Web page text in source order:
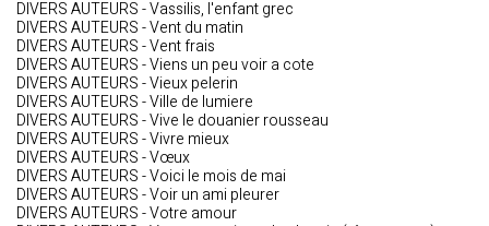
DIVERS AUTEURS - Vassilis, l'enfant grec
DIVERS AUTEURS - Vent du matin
DIVERS AUTEURS - Vent frais
DIVERS AUTEURS - Viens un peu voir a cote
DIVERS AUTEURS - Vieux pelerin
DIVERS AUTEURS - Ville de lumiere
DIVERS AUTEURS - Vive le douanier rousseau
DIVERS AUTEURS - Vivre mieux
DIVERS AUTEURS - Vœux
DIVERS AUTEURS - Voici le mois de mai
DIVERS AUTEURS - Voir un ami pleurer
DIVERS AUTEURS - Votre amour